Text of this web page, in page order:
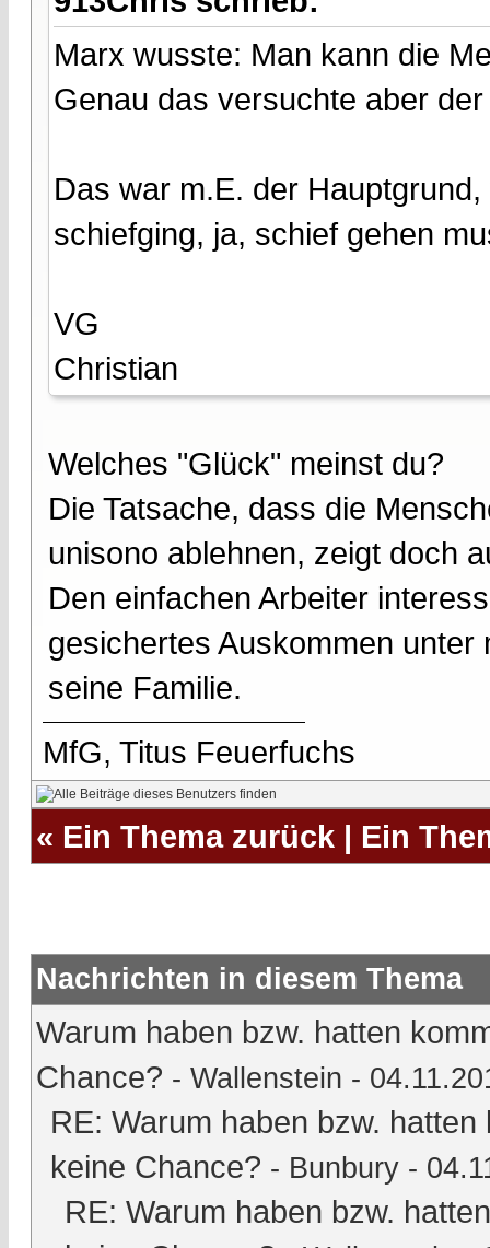
Marx wusste: Man kann die
Genau das versuchte aber
Das war m.E. der
schiefging, ja, schief gehen
VG
Christian
Welches "Glück" meinst du?
Die Tatsache, dass die
unisono ablehnen, zeigt doch
Den einfachen Arbeiter
gesichertes Auskommen
seine Familie.
MfG, Titus Feuerfuchs
« Ein Thema zurück | Ein
Nachrichten in diesem Thema
Warum haben bzw. hatten
Chance? - Wallenstein -
RE: Warum haben bzw.
keine Chance? - Bunbury -
RE: Warum haben bzw.